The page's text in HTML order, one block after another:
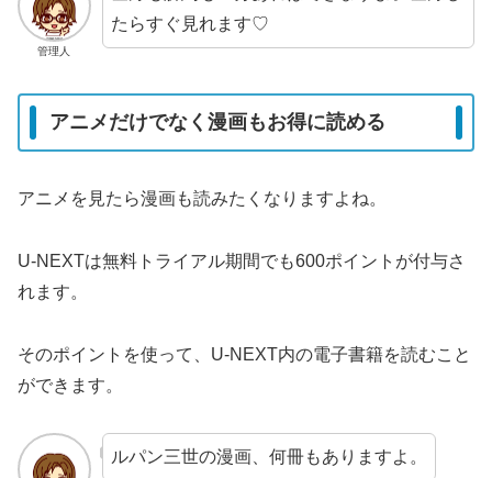
管理人
たらすぐ見れます♡
アニメだけでなく漫画もお得に読める
アニメを見たら漫画も読みたくなりますよね。
U-NEXTは無料トライアル期間でも600ポイントが付与さ
れます。
そのポイントを使って、U-NEXT内の電子書籍を読むこと
ができます。
ルパン三世の漫画、何冊もありますよ。